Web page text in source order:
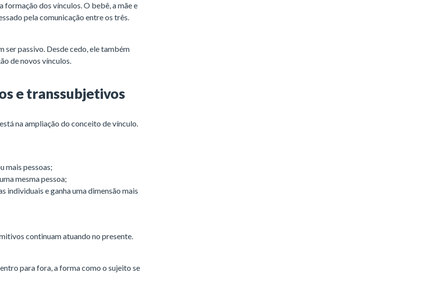
dos vínculos. O bebê, a mãe e
pela comunicação entre os três.
ser passivo. Desde cedo, ele também
de novos vínculos.
e transsubjetivos
na ampliação do conceito de vínculo.
mais pessoas;
mesma pessoa;
individuais e ganha uma dimensão mais
continuam atuando no presente.
para fora, a forma como o sujeito se